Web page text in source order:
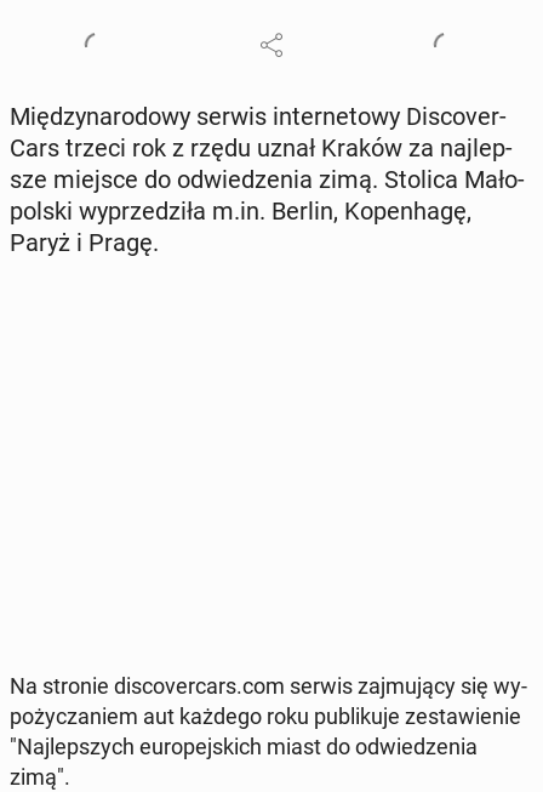
Mię­dzy­na­ro­do­wy serwis in­ter­ne­to­wy Di­sco­ver­
Cars trzeci rok z rzędu uznał Kraków za naj­lep­
sze miejsce do od­wie­dze­nia zimą. Stolica Ma­ło­
pol­ski wy­prze­dzi­ła m.in. Berlin, Ko­pen­ha­gę,
Paryż i Pragę.
Na stronie di­sco­ver­cars.com serwis zaj­mu­ją­cy się wy­
po­ży­cza­niem aut każdego roku pu­bli­ku­je ze­sta­wie­nie
"Naj­lep­szych eu­ro­pej­skich miast do od­wie­dze­nia
zimą".